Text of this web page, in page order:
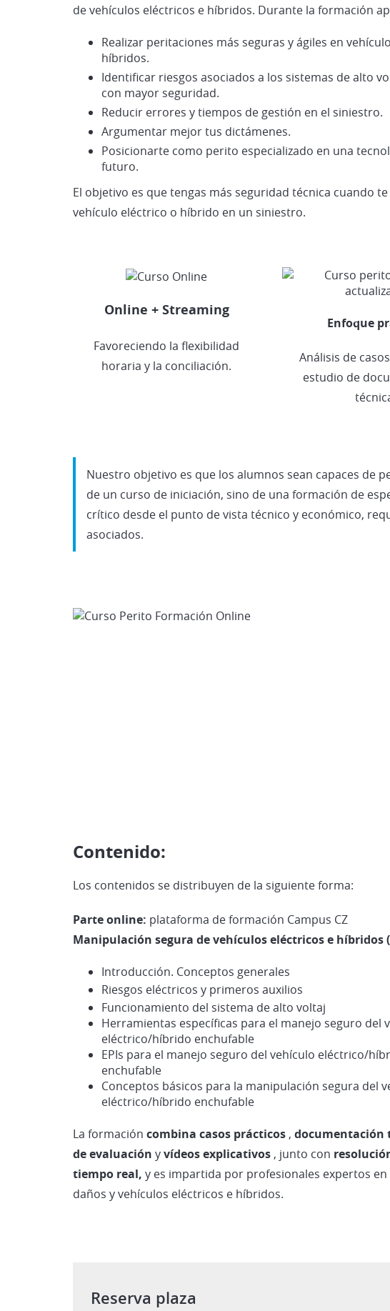
de vehículos eléctricos e híbridos. Durante la formación
Realizar peritaciones más seguras y ágiles en
híbridos.
Identificar riesgos asociados a los sistemas de alto
con mayor seguridad.
Reducir errores y tiempos de gestión en el siniestro.
Argumentar mejor tus dictámenes.
Posicionarte como perito especializado en una
futuro.
El objetivo es que tengas más seguridad técnica cuando
vehículo eléctrico o híbrido en un siniestro.
Online + Streaming
Favoreciendo la flexibilidad
horaria y la conciliación.
Enfoque
Análisis de
estudio de
Nuestro objetivo es que los alumnos sean capaces de
de un curso de iniciación, sino de una formación de
crítico desde el punto de vista técnico y económico,
asociados.
Contenido:
Los contenidos se distribuyen de la siguiente forma:
Parte online: plataforma de formación Campus CZ
Manipulación segura de vehículos eléctricos e híbridos
Introducción. Conceptos generales
Riesgos eléctricos y primeros auxilios
Funcionamiento del sistema de alto voltaj
Herramientas específicas para el manejo seguro del
eléctrico/híbrido enchufable
EPIs para el manejo seguro del vehículo eléctrico/
enchufable
Conceptos básicos para la manipulación segura del
eléctrico/híbrido enchufable
La formación combina casos prácticos , documentación
de evaluación yvídeos explicativos , junto con
tiempo real, y es impartida por profesionales expertos
daños y vehículos eléctricos e híbridos.
Reserva plaza